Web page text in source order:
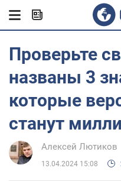
Проверьте
названы 3
которые
станут
Алексей Лютиков
13.04.2024 15:08